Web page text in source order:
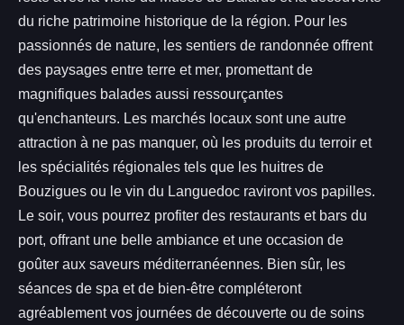
du riche patrimoine historique de la région. Pour les
passionnés de nature, les sentiers de randonnée offrent
des paysages entre terre et mer, promettant de
magnifiques balades aussi ressourçantes
qu'enchanteurs. Les marchés locaux sont une autre
attraction à ne pas manquer, où les produits du terroir et
les spécialités régionales tels que les huitres de
Bouzigues ou le vin du Languedoc raviront vos papilles.
Le soir, vous pourrez profiter des restaurants et bars du
port, offrant une belle ambiance et une occasion de
goûter aux saveurs méditerranéennes. Bien sûr, les
séances de spa et de bien-être compléteront
agréablement vos journées de découverte ou de soins